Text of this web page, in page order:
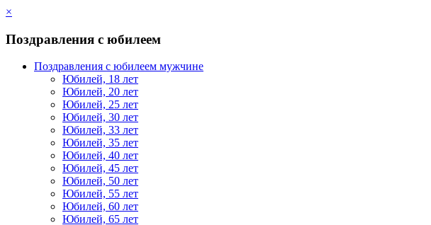
×
Поздравления с юбилеем
Поздравления с юбилеем мужчине
Юбилей, 18 лет
Юбилей, 20 лет
Юбилей, 25 лет
Юбилей, 30 лет
Юбилей, 33 лет
Юбилей, 35 лет
Юбилей, 40 лет
Юбилей, 45 лет
Юбилей, 50 лет
Юбилей, 55 лет
Юбилей, 60 лет
Юбилей, 65 лет